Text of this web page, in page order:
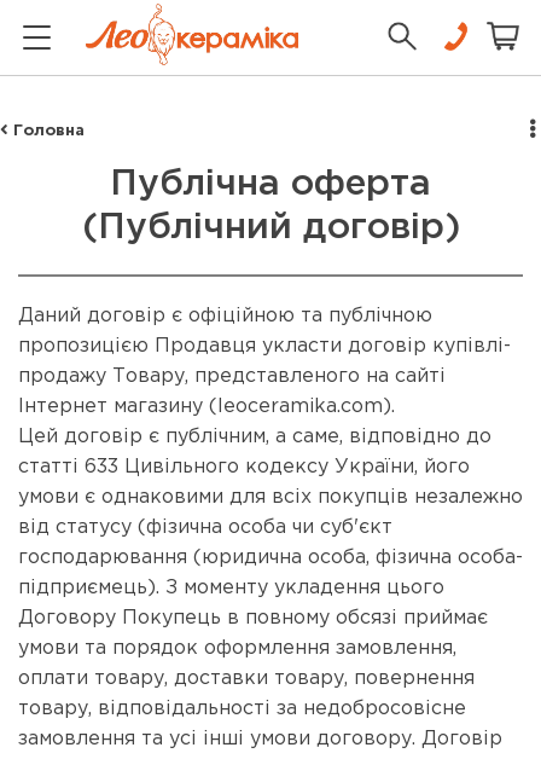
Головна
Публічна оферта
(Публічний договір)
Даний договір є офіційною та публічною
пропозицією Продавця укласти договір купівлі-
продажу Товару, представленого на сайті
Інтернет магазину (leoceramika.com).
Цей договір є публічним, а саме, відповідно до
статті 633 Цивільного кодексу України, його
умови є однаковими для всіх покупців незалежно
від статусу (фізична особа чи суб'єкт
господарювання (юридична особа, фізична особа-
підприємець). З моменту укладення цього
Договору Покупець в повному обсязі приймає
умови та порядок оформлення замовлення,
оплати товару, доставки товару, повернення
товару, відповідальності за недобросовісне
замовлення та усі інші умови договору. Договір